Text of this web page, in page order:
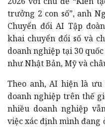
trưởng 2 con số”, anh
Chuyển đổi AI Tập
khai chuyển đổi số và
doanh nghiệp tại 30
như Nhật Bản, Mỹ và
Theo anh, AI hiện là
doanh nghiệp trên thế
nhiều doanh nghiệp
việc xác định mình